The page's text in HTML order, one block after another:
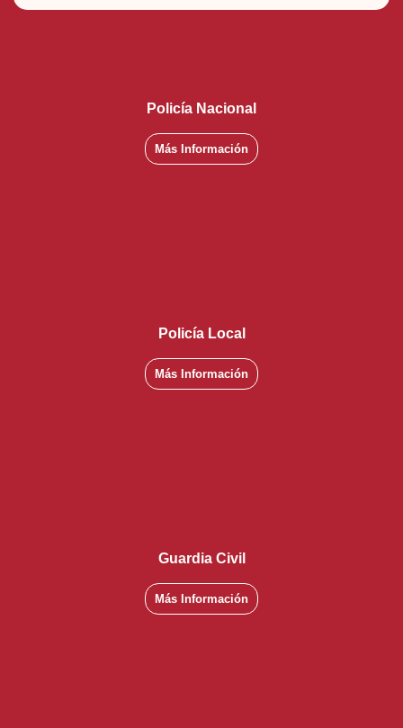
Policía Nacional
Más Información
Policía Local
Más Información
Guardia Civil
Más Información